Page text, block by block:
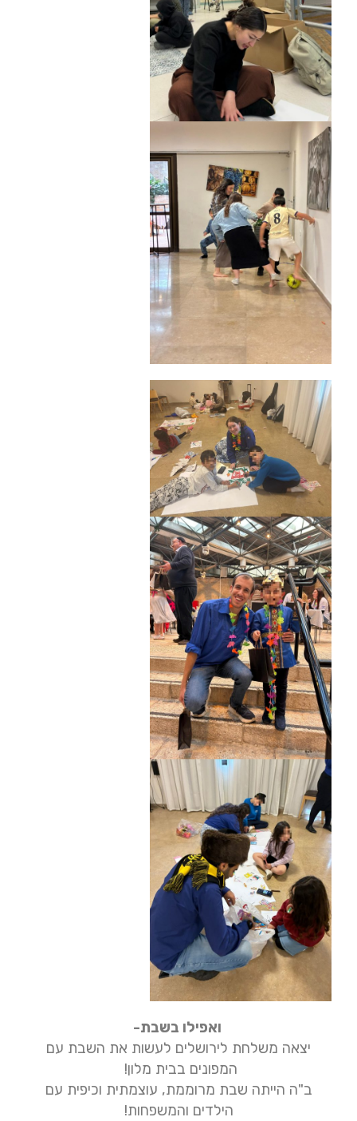
ואפילו בשבת-
יצאה משלחת לירושלים לעשות את השבת עם
המפונים בבית מלון!
ב"ה הייתה שבת מרוממת, עוצמתית וכיפית עם
הילדים והמשפחות!